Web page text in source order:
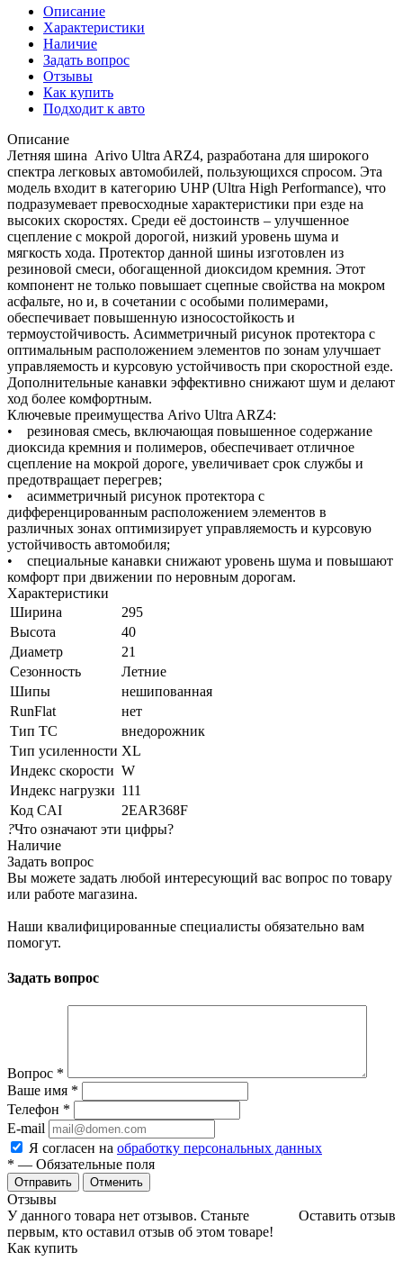
Описание
Характеристики
Наличие
Задать вопрос
Отзывы
Как купить
Подходит к авто
Описание
Летняя шина Arivo Ultra ARZ4, разработана для широкого
спектра легковых автомобилей, пользующихся спросом. Эта
модель входит в категорию UHP (Ultra High Performance), что
подразумевает превосходные характеристики при езде на
высоких скоростях. Среди её достоинств – улучшенное
сцепление с мокрой дорогой, низкий уровень шума и
мягкость хода. Протектор данной шины изготовлен из
резиновой смеси, обогащенной диоксидом кремния. Этот
компонент не только повышает сцепные свойства на мокром
асфальте, но и, в сочетании с особыми полимерами,
обеспечивает повышенную износостойкость и
термоустойчивость. Асимметричный рисунок протектора с
оптимальным расположением элементов по зонам улучшает
управляемость и курсовую устойчивость при скоростной езде.
Дополнительные канавки эффективно снижают шум и делают
ход более комфортным.
Ключевые преимущества Arivo Ultra ARZ4:
• резиновая смесь, включающая повышенное содержание
диоксида кремния и полимеров, обеспечивает отличное
сцепление на мокрой дороге, увеличивает срок службы и
предотвращает перегрев;
• асимметричный рисунок протектора с
дифференцированным расположением элементов в
различных зонах оптимизирует управляемость и курсовую
устойчивость автомобиля;
• специальные канавки снижают уровень шума и повышают
комфорт при движении по неровным дорогам.
Характеристики
Ширина
295
Высота
40
Диаметр
21
Сезонность
Летние
Шипы
нешипованная
RunFlat
нет
Тип ТС
внедорожник
Тип усиленности XL
Индекс скорости W
Индекс нагрузки 111
Код CAI
2EAR368F
?Что означают эти цифры?
Наличие
Задать вопрос
Вы можете задать любой интересующий вас вопрос по товару
или работе магазина.
Наши квалифицированные специалисты обязательно вам
помогут.
Задать вопрос
Вопрос *
Ваше имя *
Телефон *
E-mail
Я согласен на обработку персональных данных
* — Обязательные поля
Отменить
Отзывы
Оставить отзыв
У данного товара нет отзывов. Станьте
первым, кто оставил отзыв об этом товаре!
Как купить